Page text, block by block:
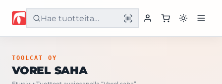
Etusivu
TOOLCAT OY
VOREL SAHA